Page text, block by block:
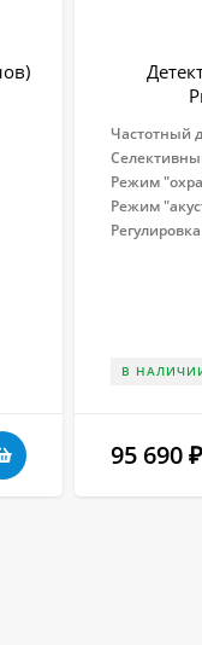
Частотный
Режим
Режим
В
95 690₽